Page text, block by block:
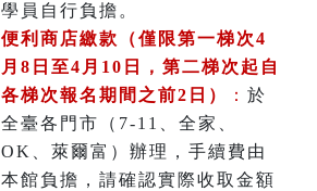
學員自行負擔。
便利商店繳款（僅限第一梯次4
月8日至4月10日，第二梯次起自
各梯次報名期間之前2日）
： 於
全臺各門市（7-11、全家、
OK、萊爾富）辦理 ， 手續費由
本館負擔，請確認實際收取金額